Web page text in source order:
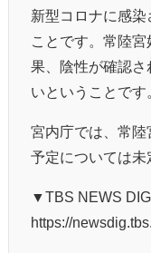
新型コロナに感染
ことです。常陸
果、陰性が確認
いということです
宮内庁では、常
予定については未
▼TBS NEWS
https://